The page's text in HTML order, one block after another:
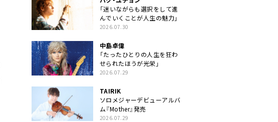
「迷いながらも選択をして進
んでいくことが人生の魅力」
2026.07.30
中島卓偉
「たったひとりの人生を狂わ
せられたほうが光栄」
2026.07.29
TAIRIK
ソロメジャーデビューアルバ
ム『Mother』発売
2026.07.29